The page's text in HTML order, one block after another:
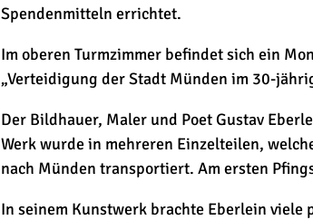
Spendenmitteln errichtet.
Im oberen Turmzimmer befindet sich ein
„Verteidigung der Stadt Münden im 30-
Der Bildhauer, Maler und Poet Gustav
Werk wurde in mehreren Einzelteilen,
nach Münden transportiert. Am ersten
In seinem Kunstwerk brachte Eberlein